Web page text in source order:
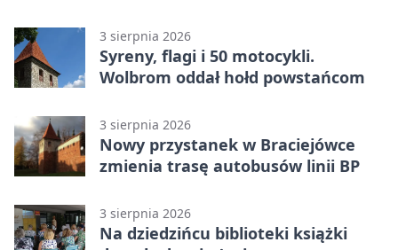
3 sierpnia 2026
Syreny, flagi i 50 motocykli.
Wolbrom oddał hołd powstańcom
3 sierpnia 2026
Nowy przystanek w Braciejówce
zmienia trasę autobusów linii BP
3 sierpnia 2026
Na dziedzińcu biblioteki książki